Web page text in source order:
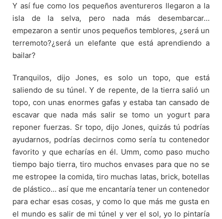
Y así fue como los pequeños aventureros llegaron a la
isla de la selva, pero nada más desembarcar…
empezaron a sentir unos pequeños temblores, ¿será un
terremoto?¿será un elefante que está aprendiendo a
bailar?
Tranquilos, dijo Jones, es solo un topo, que está
saliendo de su túnel. Y de repente, de la tierra salió un
topo, con unas enormes gafas y estaba tan cansado de
escavar que nada más salir se tomo un yogurt para
reponer fuerzas. Sr topo, dijo Jones, quizás tú podrías
ayudarnos, podrías decirnos como sería tu contenedor
favorito y que echarías en él. Umm, como paso mucho
tiempo bajo tierra, tiro muchos envases para que no se
me estropee la comida, tiro muchas latas, brick, botellas
de plástico… así que me encantaría tener un contenedor
para echar esas cosas, y como lo que más me gusta en
el mundo es salir de mi túnel y ver el sol, yo lo pintaría